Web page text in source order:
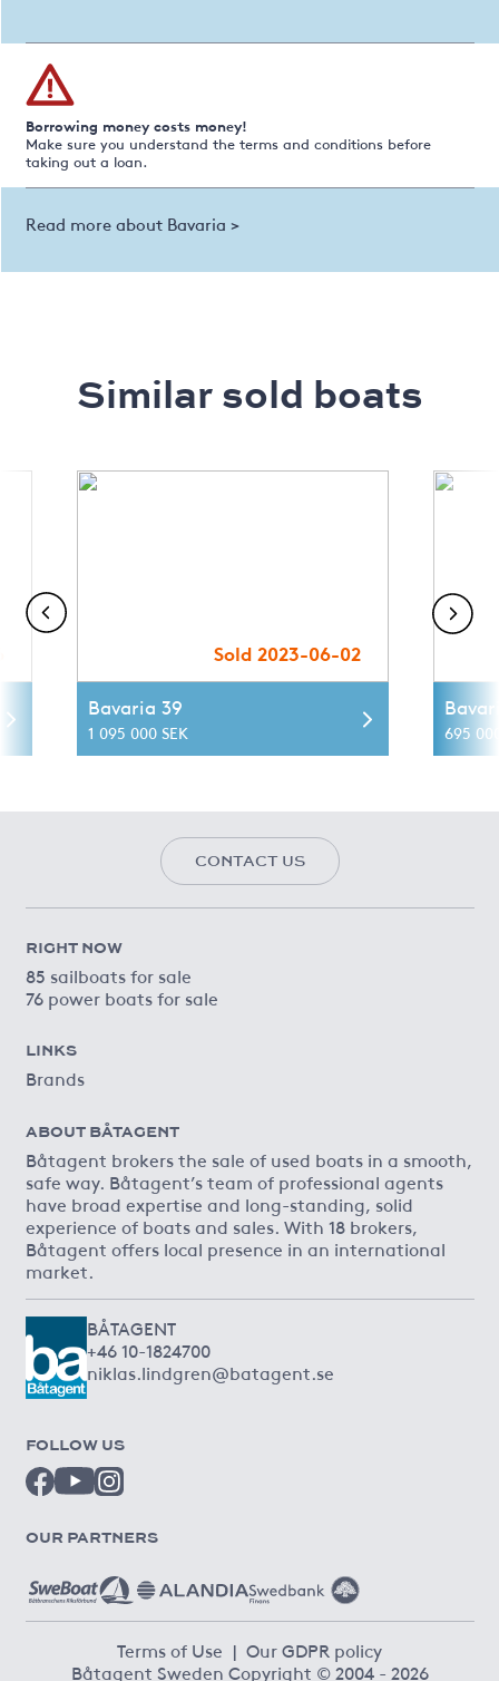
Borrowing money costs money!
Make sure you understand the terms and conditions before
taking out a loan.
Read more about Bavaria >
Similar sold boats
Sold 2023-06-02
Bavaria 39
1 095 000 SEK 695
CONTACT US
RIGHT NOW
85 sailboats for sale
76 power boats for sale
LINKS
Brands
ABOUT BÅTAGENT
Båtagent brokers the sale of used boats in a smooth,
safe way. Båtagent’s team of professional agents
have broad expertise and long-standing, solid
experience of boats and sales. With 18 brokers,
Båtagent offers local presence in an international
market.
BÅTAGENT
+46 10-1824700
niklas.lindgren@batagent.se
FOLLOW US
OUR PARTNERS
Terms of Use | Our GDPR policy
Båtagent Sweden Copyright © 2004 - 2026